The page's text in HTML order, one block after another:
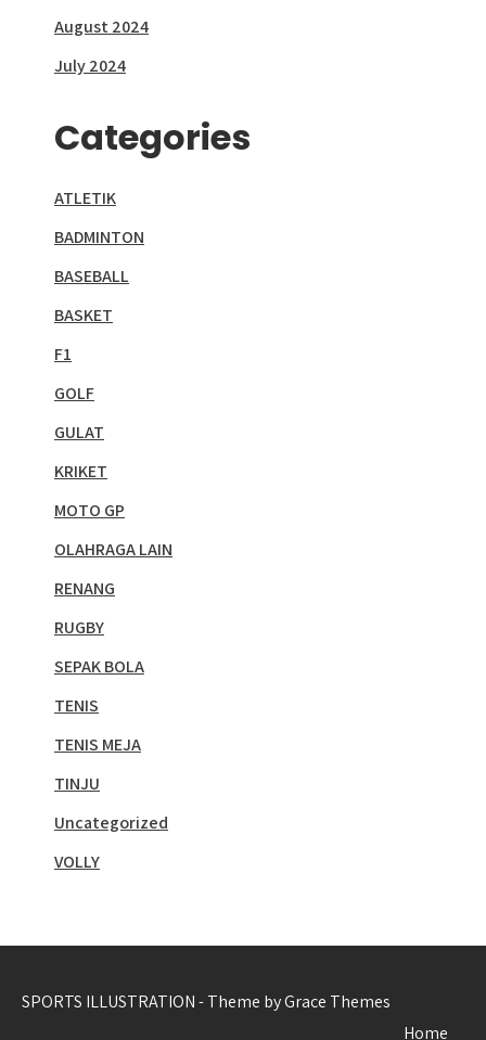
August 2024
July 2024
Categories
ATLETIK
BADMINTON
BASEBALL
BASKET
F1
GOLF
GULAT
KRIKET
MOTO GP
OLAHRAGA LAIN
RENANG
RUGBY
SEPAK BOLA
TENIS
TENIS MEJA
TINJU
Uncategorized
VOLLY
SPORTS ILLUSTRATION - Theme by Grace Themes
Home